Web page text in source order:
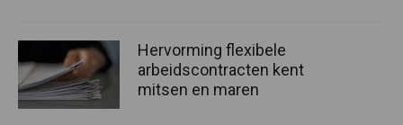
Hervorming flexibele
arbeidscontracten kent
mitsen en maren